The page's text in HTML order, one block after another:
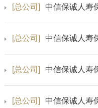
[总公司] 中信保诚人寿保险有限公司江
[总公司] 中信保诚人寿保险有限公司北京分
[总公司] 中信保诚人寿保险有限公司北京分
[总公司] 中信保诚人寿保险有限公司江